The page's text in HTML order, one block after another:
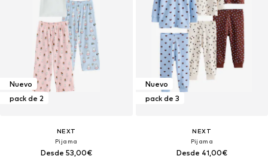
Nuevo
pack de 2
NEXT
Pijama
Desde 53,00€
Nuevo
pack de 3
NEXT
Pijama
Desde 41,00€